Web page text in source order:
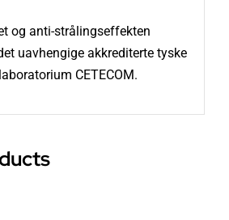
og anti-strålingseffekten
uavhengige akkrediterte tyske
CETECOM.